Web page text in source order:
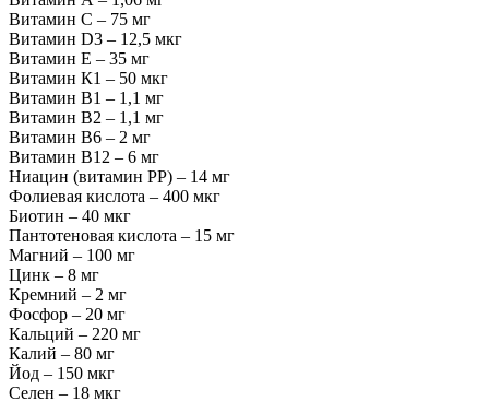
Витамин С – 75 мг
Витамин D3 – 12,5 мкг
Витамин Е – 35 мг
Витамин К1 – 50 мкг
Витамин В1 – 1,1 мг
Витамин В2 – 1,1 мг
Витамин В6 – 2 мг
Витамин В12 – 6 мг
Ниацин (витамин РР) – 14 мг
Фолиевая кислота – 400 мкг
Биотин – 40 мкг
Пантотеновая кислота – 15 мг
Магний – 100 мг
Цинк – 8 мг
Кремний – 2 мг
Фосфор – 20 мг
Кальций – 220 мг
Калий – 80 мг
Йод – 150 мкг
Селен – 18 мкг